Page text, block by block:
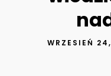
WRZESIEŃ